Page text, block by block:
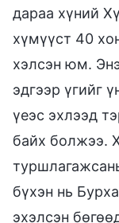
дараа хүний
хүмүүст 40
хэлсэн юм.
эдгээр үгийг
үеэс эхлээд
байх болжээ.
бүхэн нь
эхэлсэн